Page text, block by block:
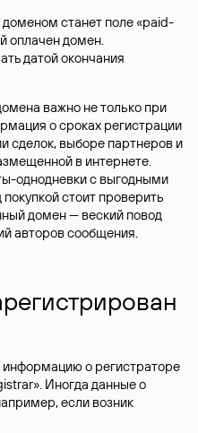
станет поле «paid-
оплачен домен.
датой окончания
важно не только при
о сроках регистрации
сделок, выборе партнеров и
в интернете.
однодневки с выгодными
стоит проверить
домен — веский повод
авторов сообщения.
о регистраторе
Иногда данные о
если возник